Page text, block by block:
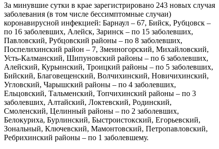
За минувшие сутки в крае зарегистрировано 243 новых случая
заболевания (в том числе бессимптомные случаи)
коронавирусной инфекцией: Барнаул – 67, Бийск, Рубцовск –
по 16 заболевших, Алейск, Заринск – по 15 заболевших,
Павловский, Рубцовский районы – по 8 заболевших,
Поспелихинский район – 7, Змеиногорский, Михайловский,
Усть-Калманский, Шипуновский районы – по 6 заболевших,
Алейский, Курьинский, Троицкий районы – по 5 заболевших,
Бийский, Благовещенский, Волчихинский, Новичихинский,
Угловский, Чарышский районы – по 4 заболевших,
Ельцовский, Тальменский, Топчихинский районы – по 3
заболевших, Алтайский, Локтевский, Родинский,
Смоленский, Целинный районы – по 2 заболевших,
Белокуриха, Бурлинский, Быстроистокский, Егорьевский,
Зональный, Ключевский, Мамонтовский, Петропавловский,
Ребрихинский районы – по 1 заболевшему.